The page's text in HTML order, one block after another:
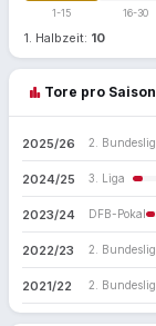
1-15 16-30
1. Halbzeit: 10
bar_chart Tore pro Saison
2025/26 2.
2024/25 3. Liga
2023/24 DFB-Pokal
2022/23 2.
2021/22 2.